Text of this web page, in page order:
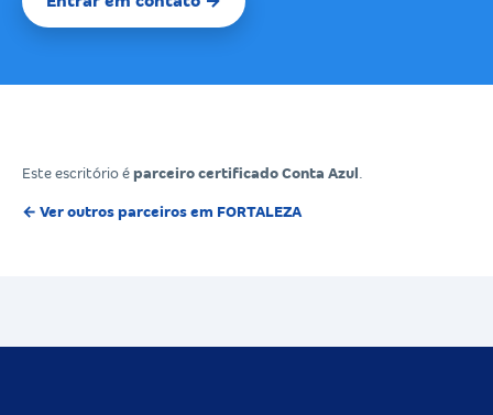
Este escritório é parceiro certificado Conta Azul
← Ver outros parceiros em FORTALEZA